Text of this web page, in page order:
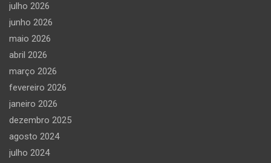
julho 2026
junho 2026
maio 2026
abril 2026
março 2026
fevereiro 2026
janeiro 2026
dezembro 2025
agosto 2024
julho 2024